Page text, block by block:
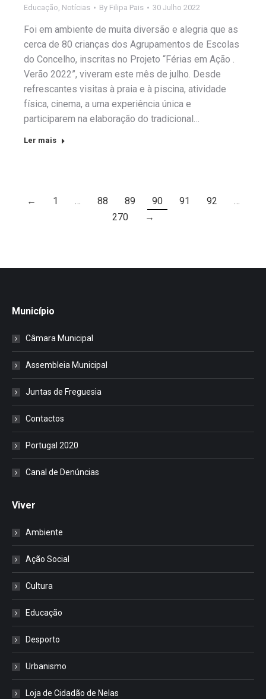
Educação, Notícias By Filipa Pais 30 Julho 2022
Foi em ambiente de muita diversão e alegria que as
cerca de 80 crianças dos Agrupamentos de Escolas
do Concelho, inscritas no Projeto “Férias em Ação .
Verão 2022”, viveram este mês de julho. Desde
refrescantes visitas à praia e à piscina, atividade
física, cinema, a uma experiência única e
participarem na elaboração do tradicional…
Ler mais
← 1 … 88 89 90 91 92
…
270
→
Município
Câmara Municipal
Assembleia Municipal
Juntas de Freguesia
Contactos
Portugal 2020
Canal de Denúncias
Viver
Ambiente
Ação Social
Cultura
Educação
Desporto
Urbanismo
Loja de Cidadão de Nelas